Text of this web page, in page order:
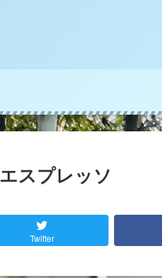
エスプレッソ
Twitter